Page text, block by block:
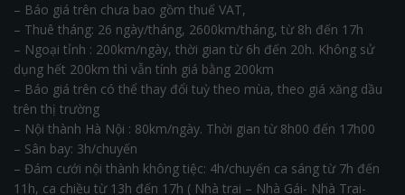
– Báo giá trên chưa bao gồm thuế VAT,
– Thuê tháng: 26 ngày/tháng, 2600km/tháng, từ 8h đến 17h
– Ngoại tỉnh : 200km/ngày, thời gian từ 6h đến 20h. Không sử
dụng hết 200km thì vẫn tính giá bằng 200km
– Báo giá trên có thể thay đổi tuỳ theo mùa, theo giá xăng dầu
trên thị trường
– Nội thành Hà Nội : 80km/ngày. Thời gian từ 8h00 đến 17h00
– Sân bay: 3h/chuyến
– Đám cưới nội thành không tiệc: 4h/chuyến ca sáng từ 7h đến
11h, ca chiều từ 13h đến 17h ( Nhà trai – Nhà Gái- Nhà Trai-